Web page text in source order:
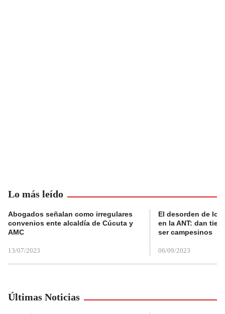
Lo más leído
Abogados señalan como irregulares
convenios ente alcaldía de Cúcuta y
AMC
13/07/2023
El desorden de
en la ANT: dan
ser campesinos
06/09/2023
Últimas Noticias